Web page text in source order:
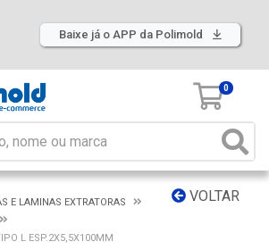
Baixe já o APP da Polimold
0
VOLTAR
E LAMINAS EXTRATORAS
L ESP.2X5,5X100MM